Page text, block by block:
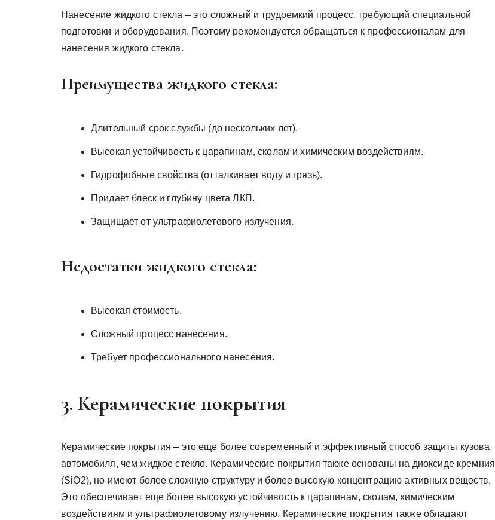
Нанесение жидкого стекла – это сложный и трудоемкий процесс, требующий специальной
подготовки и оборудования. Поэтому рекомендуется обращаться к профессионалам для
нанесения жидкого стекла.
Преимущества жидкого стекла:
Длительный срок службы (до нескольких лет).
Высокая устойчивость к царапинам, сколам и химическим воздействиям.
Гидрофобные свойства (отталкивает воду и грязь).
Придает блеск и глубину цвета ЛКП.
Защищает от ультрафиолетового излучения.
Недостатки жидкого стекла:
Высокая стоимость.
Сложный процесс нанесения.
Требует профессионального нанесения.
3. Керамические покрытия
Керамические покрытия – это еще более современный и эффективный способ защиты кузова
автомобиля, чем жидкое стекло. Керамические покрытия также основаны на диоксиде кремния
(SiO2), но имеют более сложную структуру и более высокую концентрацию активных веществ.
Это обеспечивает еще более высокую устойчивость к царапинам, сколам, химическим
воздействиям и ультрафиолетовому излучению. Керамические покрытия также обладают